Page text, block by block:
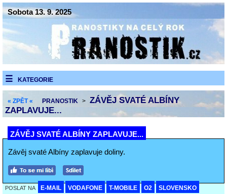
Sobota 13. 9. 2025
KATEGORIE
« ZPĚT « PRANOSTIK > ZÁVĚJ SVATÉ ALBÍNY
ZAPLAVUJE...
ZÁVĚJ SVATÉ ALBÍNY ZAPLAVUJE...
Závěj svaté Albíny zaplavuje doliny.
POSLAT NA E-MAIL VODAFONE T-MOBILE O2 SLOVENSKO